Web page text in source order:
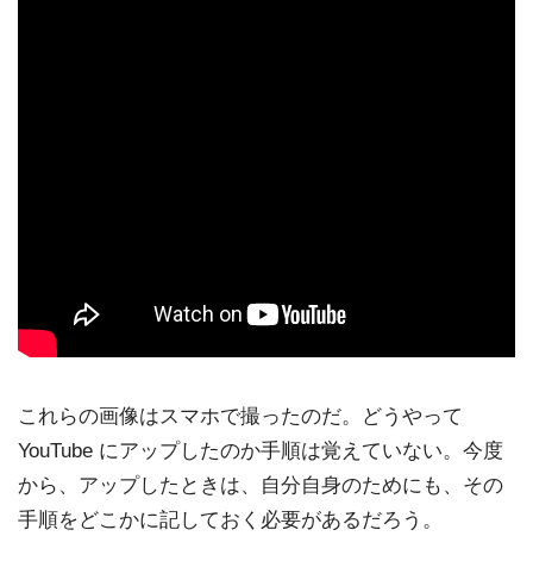
これらの画像はスマホで撮ったのだ。どうやって
YouTube にアップしたのか手順は覚えていない。今度
から、アップしたときは、自分自身のためにも、その
手順をどこかに記しておく必要があるだろう。